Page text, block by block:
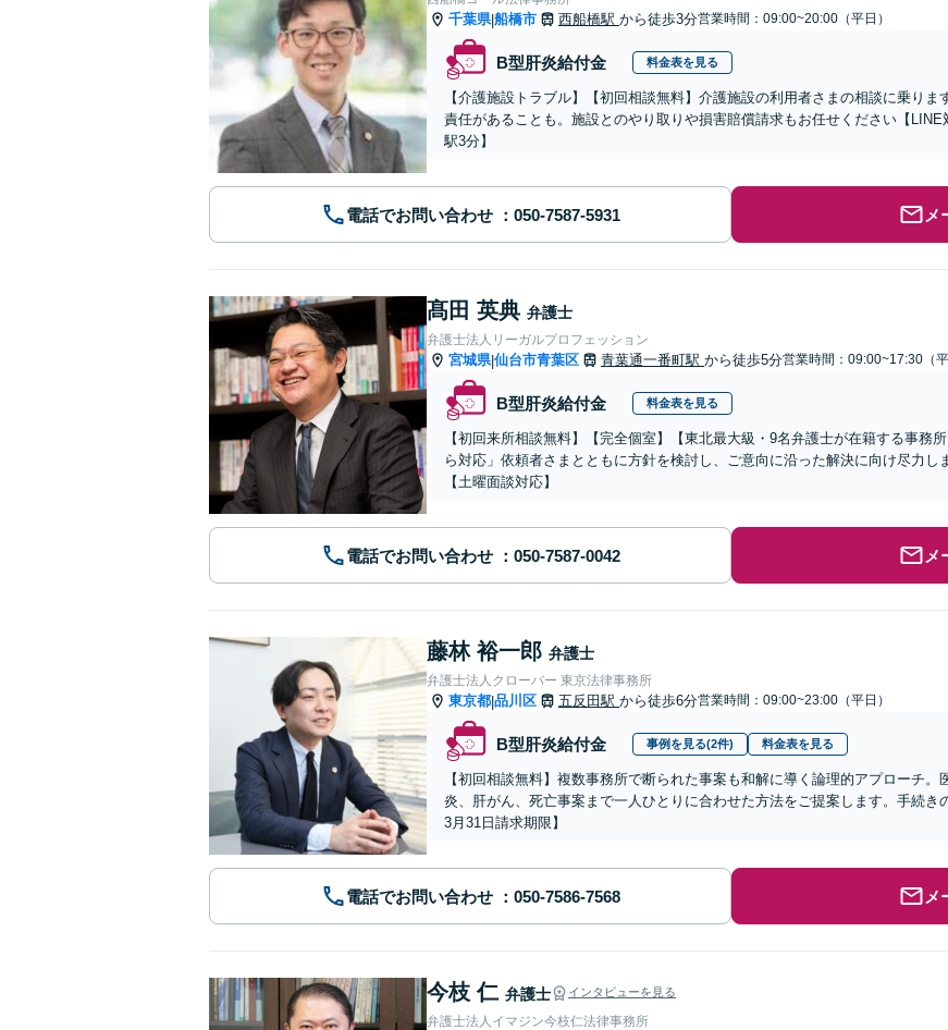
千葉県|船橋市 西船橋駅 から徒歩3分営業時間：09:00~20:00（平日）
B型肝炎給付金 料金表を見る
【介護施設トラブル】【初回相談無料】介護施設の利用者さまの相談に乗り
責任があることも。施設とのやり取りや損害賠償請求もお任せください【
駅3分】
電話でお問い合わせ メ
髙田 英典 弁護士
弁護士法人リーガルプロフェッション
宮城県|仙台市青葉区 青葉通一番町駅 から徒歩5分営業時間：09:00~17:30（平
B型肝炎給付金 料金表を見る
【初回来所相談無料】【完全個室】【東北最大級・9名弁護士が在籍する事務
ら対応」依頼者さまとともに方針を検討し、ご意向に沿った解決に向け尽力し
【土曜面談対応】
電話でお問い合わせ メ
藤林 裕一郎 弁護士
弁護士法人クローバー 東京法律事務所
東京都|品川区 五反田駅 から徒歩6分営業時間：09:00~23:00（平日）
B型肝炎給付金 事例を見る(2件) 料金表を見る
【初回相談無料】複数事務所で断られた事案も和解に導く論理的アプローチ
炎、肝がん、死亡事案まで一人ひとりに合わせた方法をご提案します。手続き
3月31日請求期限】
電話でお問い合わせ メ
今枝 仁 弁護士 インタビューを見る
弁護士法人イマジン今枝仁法律事務所